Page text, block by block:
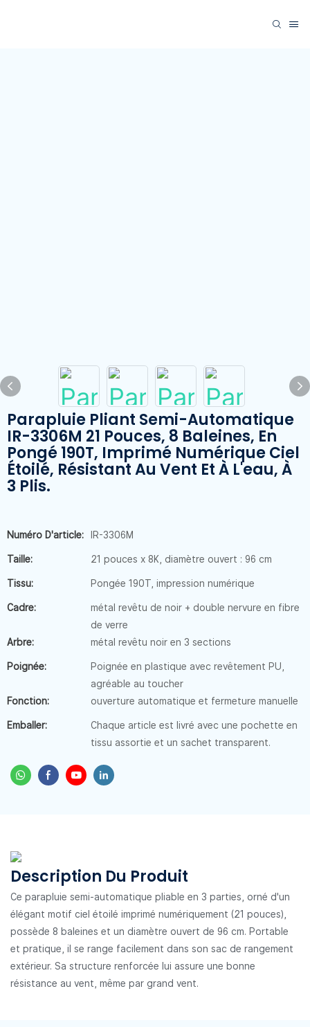
Parapluie Pliant Semi-Automatique
IR-3306M 21 Pouces, 8 Baleines, En
Pongé 190T, Imprimé Numérique Ciel
Étoilé, Résistant Au Vent Et À L'eau, À
3 Plis.
Numéro D'article: IR-3306M
Taille: 21 pouces x 8K, diamètre ouvert : 96 cm
Tissu: Pongée 190T, impression numérique
Cadre:
métal revêtu de noir + double nervure en fibre
de verre
Arbre:
métal revêtu noir en 3 sections
Poignée:
Poignée en plastique avec revêtement PU,
agréable au toucher
Fonction:
ouverture automatique et fermeture manuelle
Emballer:
Chaque article est livré avec une pochette en
tissu assortie et un sachet transparent.
Description Du Produit
Ce parapluie semi-automatique pliable en 3 parties, orné d'un
élégant motif ciel étoilé imprimé numériquement (21 pouces),
possède 8 baleines et un diamètre ouvert de 96 cm. Portable
et pratique, il se range facilement dans son sac de rangement
extérieur. Sa structure renforcée lui assure une bonne
résistance au vent, même par grand vent.